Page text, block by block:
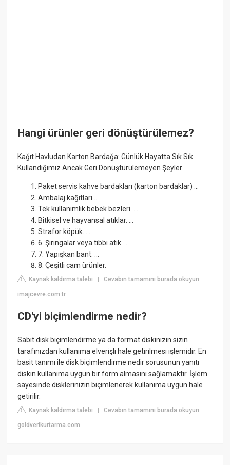
Hangi ürünler geri dönüştürülemez?
Kağıt Havludan Karton Bardağa: Günlük Hayatta Sık Sık
Kullandığımız Ancak Geri Dönüştürülemeyen Şeyler
Paket servis kahve bardakları (karton bardaklar) ...
Ambalaj kağıtları ...
Tek kullanımlık bebek bezleri. ...
Bitkisel ve hayvansal atıklar. ...
Strafor köpük. ...
6. Şırıngalar veya tıbbi atık. ...
7. Yapışkan bant. ...
8. Çeşitli cam ürünler.
Kaynak kaldırma talebi |Cevabın tamamını burada okuyun:
imajcevre.com.tr
CD'yi biçimlendirme nedir?
Sabit disk biçimlendirme ya da format diskinizin sizin
tarafınızdan kullanıma elverişli hale getirilmesi işlemidir. En
basit tanımı ile disk biçimlendirme nedir sorusunun yanıtı
diskin kullanıma uygun bir form almasını sağlamaktır. İşlem
sayesinde disklerinizin biçimlenerek kullanıma uygun hale
getirilir.
Kaynak kaldırma talebi |Cevabın tamamını burada okuyun:
goldverikurtarma.com